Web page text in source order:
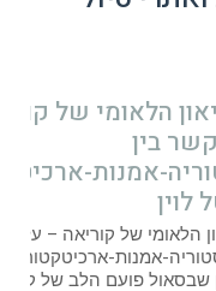
הלאומי של
בין
אמנות-
לוין
הלאומי של קוריאה – על
אמנות-ארכיטקטורה
שבסאול פועם הלב של